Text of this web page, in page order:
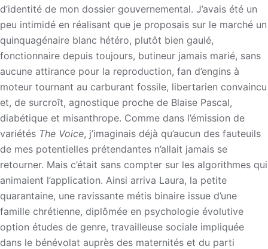
d’identité de mon dossier gouvernemental. J’avais été un
peu intimidé en réalisant que je proposais sur le marché un
quinquagénaire blanc hétéro, plutôt bien gaulé,
fonctionnaire depuis toujours, butineur jamais marié, sans
aucune attirance pour la reproduction, fan d’engins à
moteur tournant au carburant fossile, libertarien convaincu
et, de surcroît, agnostique proche de Blaise Pascal,
diabétique et misanthrope. Comme dans l’émission de
variétés The Voice, j’imaginais déjà qu’aucun des fauteuils
de mes potentielles prétendantes n’allait jamais se
retourner. Mais c’était sans compter sur les algorithmes qui
animaient l’application. Ainsi arriva Laura, la petite
quarantaine, une ravissante métis binaire issue d’une
famille chrétienne, diplômée en psychologie évolutive
option études de genre, travailleuse sociale impliquée
dans le bénévolat auprès des maternités et du parti